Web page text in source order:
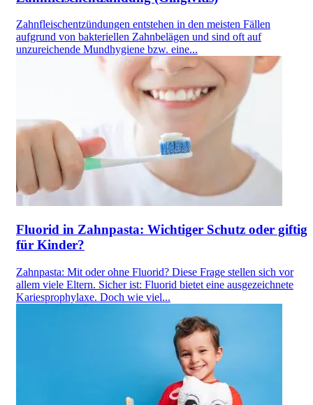
Zahnfleischentzündungen entstehen in den meisten Fällen
aufgrund von bakteriellen Zahnbelägen und sind oft auf
unzureichende Mundhygiene bzw. eine...
Fluorid in Zahnpasta: Wichtiger Schutz oder giftig
für Kinder?
Zahnpasta: Mit oder ohne Fluorid? Diese Frage stellen sich vor
allem viele Eltern. Sicher ist: Fluorid bietet eine ausgezeichnete
Kariesprophylaxe. Doch wie viel...